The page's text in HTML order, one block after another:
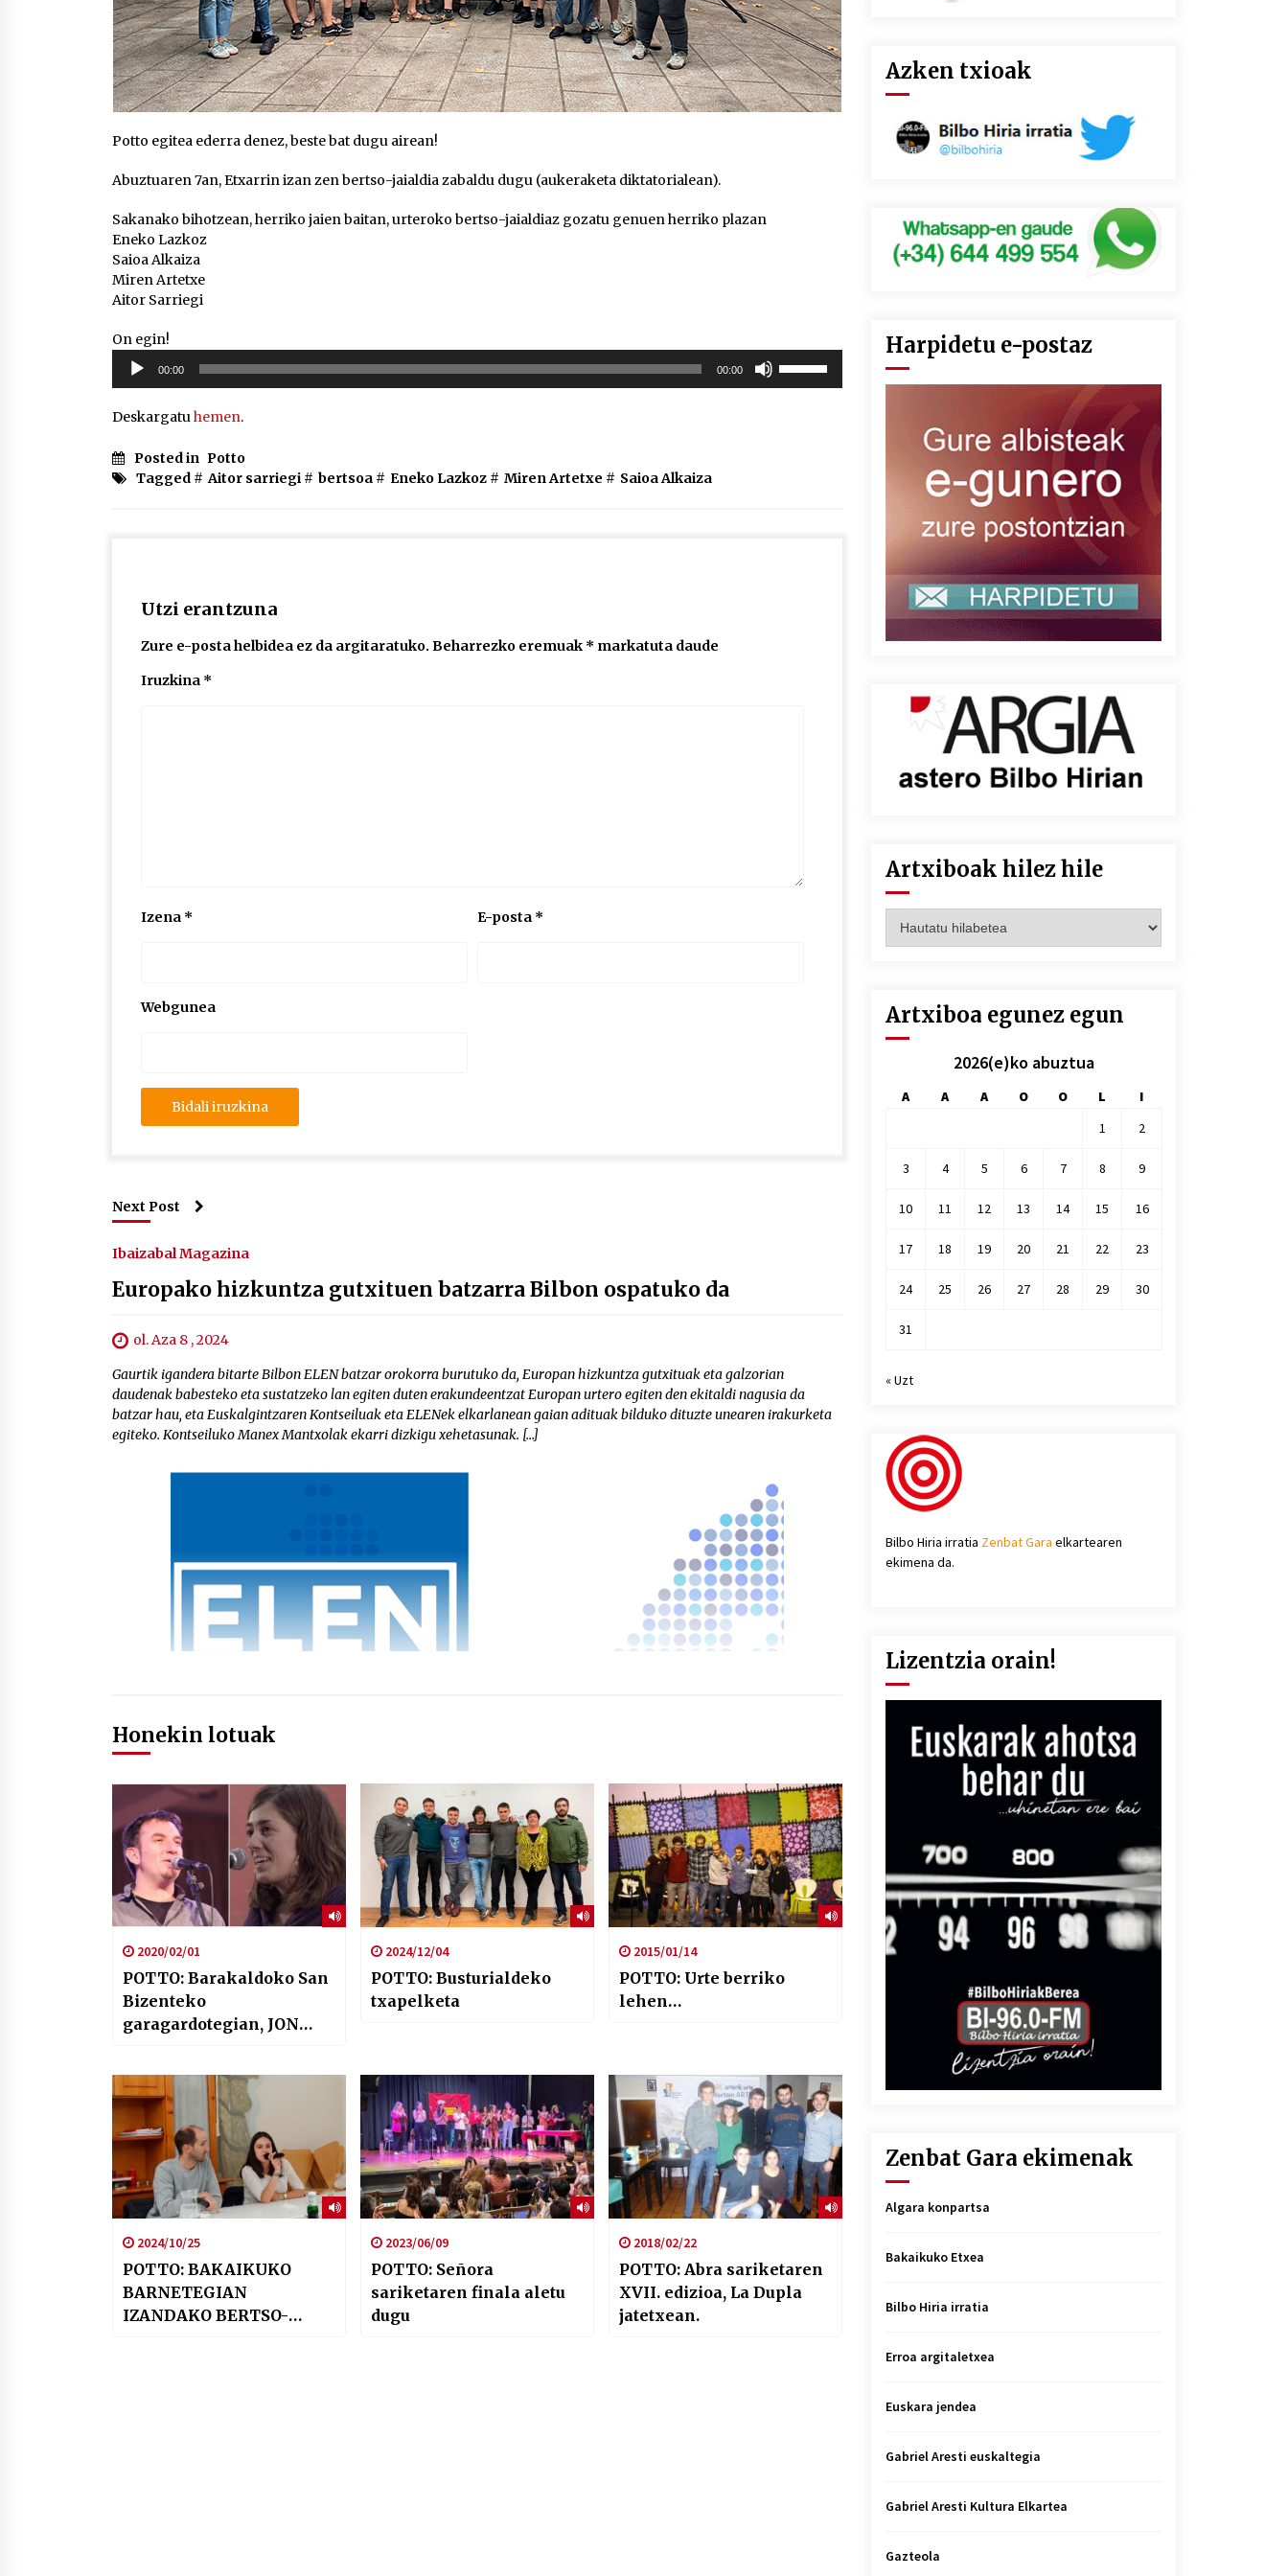
Potto egitea ederra denez, beste bat dugu airean!
Abuztuaren 7an, Etxarrin izan zen bertso-jaialdia zabaldu dugu (aukeraketa diktatorialean).
Sakanako bihotzean, herriko jaien baitan, urteroko bertso-jaialdiaz gozatu genuen herriko plazan
Eneko Lazkoz
Saioa Alkaiza
Miren Artetxe
Aitor Sarriegi
On egin!
Soinu
erreproduzigailua
00:00 00:00
Deskargatuhemen.
Posted in Potto
Tagged # Aitor sarriegi # bertsoa # Eneko Lazkoz # Miren Artetxe # Saioa Alkaiza
Utzi erantzuna
Zure e-posta helbidea ez da argitaratuko. Beharrezko eremuak * markatuta daude
Iruzkina *
Izena * E-posta *
Webgunea
Next Post
Ibaizabal Magazina
Europako hizkuntza gutxituen batzarra Bilbon ospatuko da
ol. Aza 8 , 2024
Gaurtik igandera bitarte Bilbon ELEN batzar orokorra burutuko da, Europan hizkuntza gutxituak eta galzorian
daudenak babesteko eta sustatzeko lan egiten duten erakundeentzat Europan urtero egiten den ekitaldi nagusia da
batzar hau, eta Euskalgintzaren Kontseiluak eta ELENek elkarlanean gaian adituak bilduko dituzte unearen irakurketa
egiteko. Kontseiluko Manex Mantxolak ekarri dizkigu xehetasunak. […]
Honekin lotuak
2020/02/01
POTTO: Barakaldoko San
Bizenteko
garagardotegian, JON
2024/12/04
POTTO: Busturialdeko
txapelketa
2015/01/14
POTTO: Urte berriko
lehen…
2024/10/25
POTTO: BAKAIKUKO
BARNETEGIAN
IZANDAKO BERTSO-
2023/06/09
POTTO: Señora
sariketaren finala aletu
dugu
2018/02/22
POTTO: Abra sariketaren
XVII. edizioa, La Dupla
jatetxean.
Azken txioak
Harpidetu e-postaz
Artxiboak hilez hile
hilez
Artxiboa egunez egun
2026(e)ko abuztua
A A A O O L
I
1
2
3 4 5 6 7 8 9
10 11 12 13 14 15 16
17 18 19 20 21 22 23
24 25 26 27 28 29 30
31
« Uzt
Bilbo Hiria irratia Zenbat Gara elkartearen
ekimena da.
Lizentzia orain!
Zenbat Gara ekimenak
Algara konpartsa
Bakaikuko Etxea
Bilbo Hiria irratia
Erroa argitaletxea
Euskara jendea
Gabriel Aresti euskaltegia
Gabriel Aresti Kultura Elkartea
Gazteola